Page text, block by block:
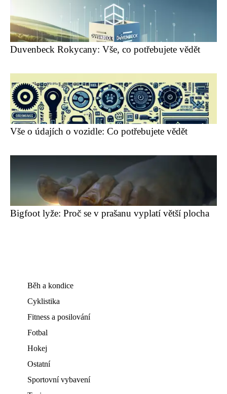
Duvenbeck Rokycany: Vše, co potřebujete vědět
Vše o údajích o vozidle: Co potřebujete vědět
Bigfoot lyže: Proč se v prašanu vyplatí větší plocha
Běh a kondice
Cyklistika
Fitness a posilování
Fotbal
Hokej
Ostatní
Sportovní vybavení